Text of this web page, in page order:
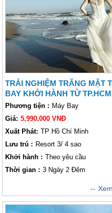
TRẢI NGHIỆM TRĂNG MẬT
BAY KHỞI HÀNH TỪ TP.HCM
Phương tiện : Máy Bay
Giá: 5,990,000 VNĐ
Xuất Phát: TP Hồ Chí Minh
Lưu trú : Resort 3/ 4 sao
Khởi hành : Theo yêu cầu
Thời gian : 3 Ngày 2 Đêm
Dành cho các cặp đôi muốn có
đẳng cấp quốc tế, Vietsense
trình nghỉ dưỡng tại Phú Quốc